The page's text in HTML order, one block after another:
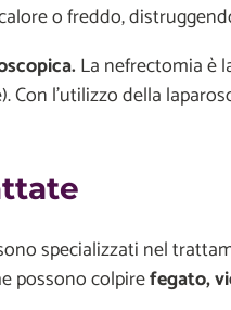
o freddo,
La nefrectomia è
Con l'utilizzo della
specializzati nel
possono colpirefegato,